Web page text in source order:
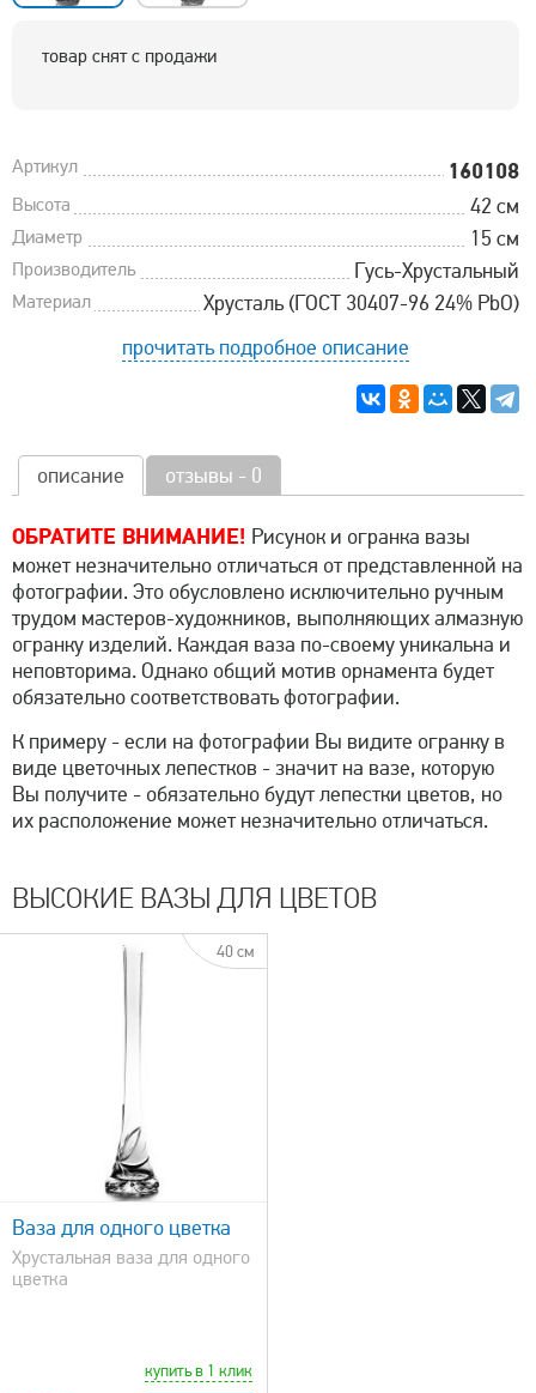
товар снят с продажи
Артикул 160108
Высота 42 см
Диаметр 15 см
Производитель Гусь-Хрустальный
Материал
Хрусталь (ГОСТ 30407-96 24% PbO)
прочитать подробное описание
описание отзывы - 0
ОБРАТИТЕ ВНИМАНИЕ! Рисунок и огранка вазы
может незначительно отличаться от представленной на
фотографии. Это обусловлено исключительно ручным
трудом мастеров-художников, выполняющих алмазную
огранку изделий. Каждая ваза по-своему уникальна и
неповторима. Однако общий мотив орнамента будет
обязательно соответствовать фотографии.
К примеру - если на фотографии Вы видите огранку в
виде цветочных лепестков - значит на вазе, которую
Вы получите - обязательно будут лепестки цветов, но
их расположение может незначительно отличаться.
ВЫСОКИЕ ВАЗЫ ДЛЯ ЦВЕТОВ
40 см
Ваза для одного цветка
Хрустальная ваза для одного
цветка
купить в 1 клик